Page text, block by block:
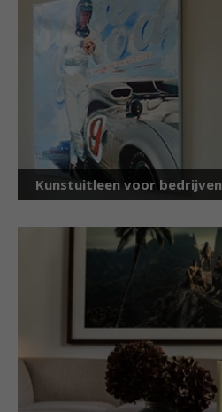
Kunstuitleen voor bedrijven